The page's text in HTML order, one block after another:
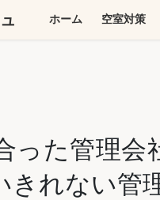
ホーム 空室対策
った管理会
きれない管